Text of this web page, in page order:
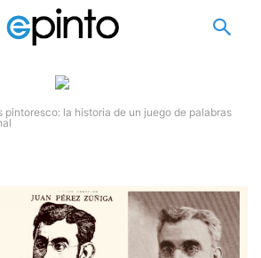
pintoresco: la historia de un juego de palabras